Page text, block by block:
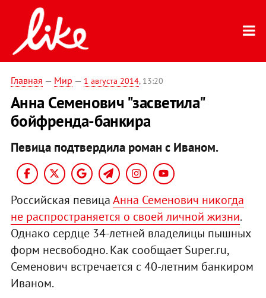
Главная — Мир — 1 августа 2014, 13:20
Анна Семенович "засветила"
бойфренда-банкира
Певица подтвердила роман с Иваном.
Российская певицаАнна Семенович никогда
не распространяется о своей личной жизни.
Однако сердце 34-летней владелицы пышных
форм несвободно. Как сообщает Super.ru,
Семенович встречается с 40-летним банкиром
Иваном.